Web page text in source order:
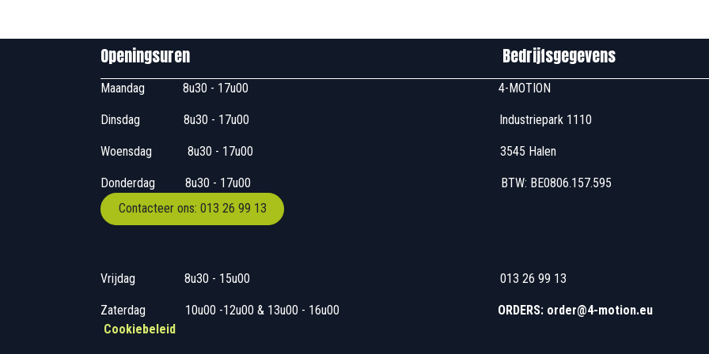
Openingsuren Bedrijfsgegevens
Maandag ​8u30 - 17u00 4-MOTION
Dinsdag ​8u30 - 17u00 Industriepark 1110
Woensdag ​​​ 8u30 - 17u00 3545 Halen
Donderdag
​​8u30 - 17u00 BTW:
Contacteer ons: 013 26 99 13
Vrijdag ​8u30 - 15u00 013 26 99 13
Zaterdag ​10u00 -12u00 & 13u00 - 16u00 ORDERS: order@4-motion.eu
Cookiebeleid